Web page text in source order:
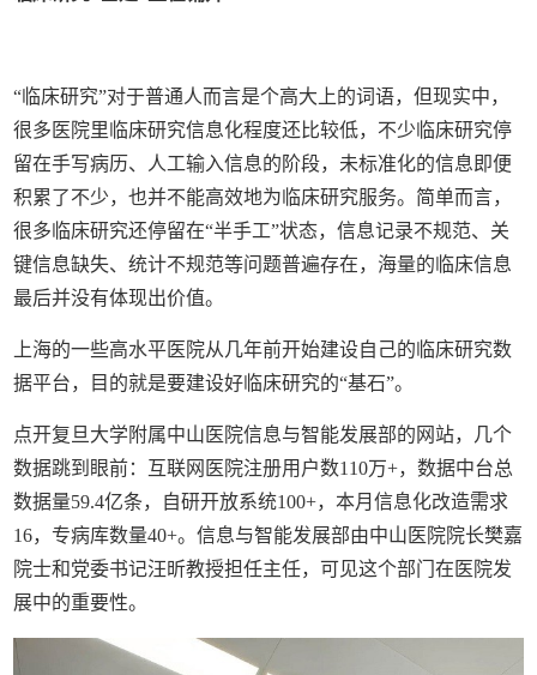
“临床研究”对于普通人而言是个高大上的词语，但现实中，
很多医院里临床研究信息化程度还比较低，不少临床研究停
留在手写病历、人工输入信息的阶段，未标准化的信息即便
积累了不少，也并不能高效地为临床研究服务。简单而言，
很多临床研究还停留在“半手工”状态，信息记录不规范、关
键信息缺失、统计不规范等问题普遍存在，海量的临床信息
最后并没有体现出价值。
上海的一些高水平医院从几年前开始建设自己的临床研究数
据平台，目的就是要建设好临床研究的“基石”。
点开复旦大学附属中山医院信息与智能发展部的网站，几个
数据跳到眼前：互联网医院注册用户数110万+，数据中台总
数据量59.4亿条，自研开放系统100+，本月信息化改造需求
16，专病库数量40+。信息与智能发展部由中山医院院长樊嘉
院士和党委书记汪昕教授担任主任，可见这个部门在医院发
展中的重要性。